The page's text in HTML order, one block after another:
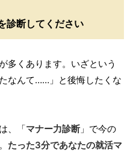
診断してください
多くあります。いざという
なんて……」と後悔したくな
は、「マナー力診断」で今の
たった3分であなたの就活マ